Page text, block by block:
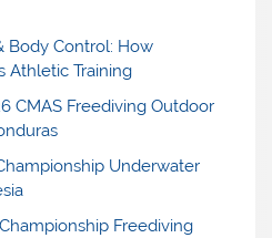
Body Control: How
Athletic Training
CMAS Freediving Outdoor
Underwater
Freediving